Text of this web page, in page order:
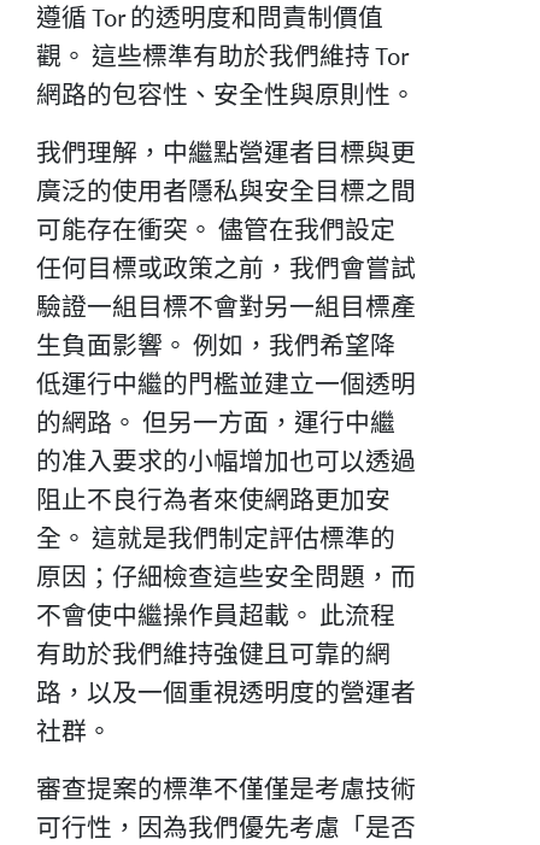
遵循 Tor 的透明度和問責制價值
觀。 這些標準有助於我們維持 Tor
網路的包容性、安全性與原則性。
我們理解，中繼點營運者目標與更
廣泛的使用者隱私與安全目標之間
可能存在衝突。 儘管在我們設定
任何目標或政策之前，我們會嘗試
驗證一組目標不會對另一組目標產
生負面影響。 例如，我們希望降
低運行中繼的門檻並建立一個透明
的網路。 但另一方面，運行中繼
的准入要求的小幅增加也可以透過
阻止不良行為者來使網路更加安
全。 這就是我們制定評估標準的
原因；仔細檢查這些安全問題，而
不會使中繼操作員超載。 此流程
有助於我們維持強健且可靠的網
路，以及一個重視透明度的營運者
社群。
審查提案的標準不僅僅是考慮技術
可行性，因為我們優先考慮「是否